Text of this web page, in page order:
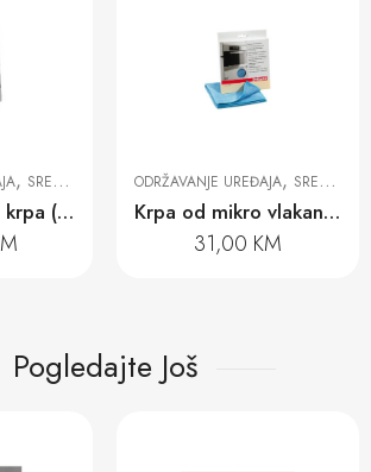
, SREDSTVA ZA ČIŠĆENJE
MicroCloth set krpa (3 vrste)
ODRŽAVANJE UREĐAJA, SREDSTVA ZA ČIŠĆENJE
Krpa od mikro vlakana GP MI X 0011 W
31,00 KM
Pogledajte Još